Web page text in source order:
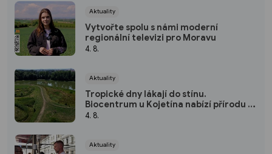
Aktuality
Vytvořte spolu s námi moderní
regionální televizi pro Moravu
4. 8.
Aktuality
Tropické dny lákají do stínu.
Biocentrum u Kojetína nabízí přírodu i
nové mokřady
4. 8.
Aktuality